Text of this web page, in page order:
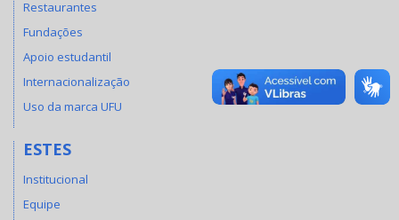
Restaurantes
Fundações
Apoio estudantil
Internacionalização
Uso da marca UFU
ESTES
Institucional
Equipe